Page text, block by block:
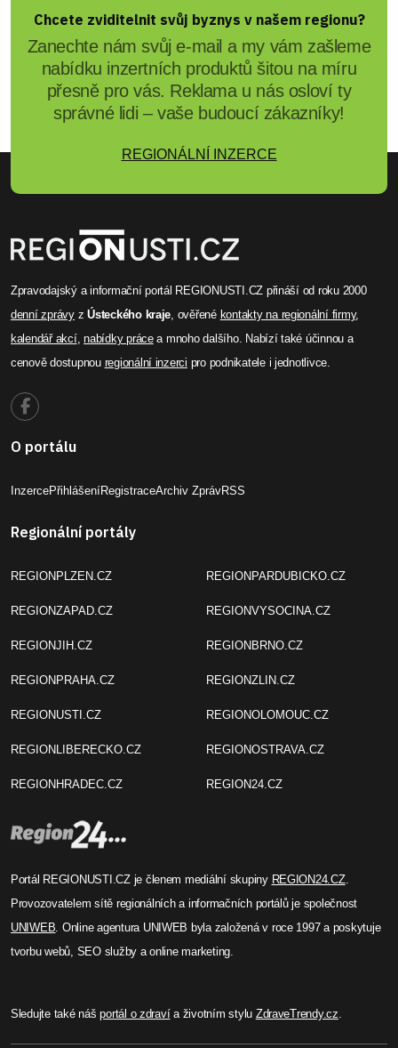
Chcete zviditelnit svůj byznys v našem regionu?
Zanechte nám svůj e-mail a my vám zašleme
nabídku inzertních produktů šitou na míru
přesně pro vás. Reklama u nás osloví ty
správné lidi – vaše budoucí zákazníky!
REGIONÁLNÍ INZERCE
Zpravodajský a informační portál REGIONUSTI.CZ přináší od roku 2000
denní zprávyzÚsteckého kraje , ověřené kontakty na regionální firmy,
kalendář akcí,nabídky prácea mnoho dalšího. Nabízí také účinnou a
cenově dostupnou regionální inzerci pro podnikatele i jednotlivce.
O portálu
InzercePřihlášeníRegistraceArchiv ZprávRSS
Regionální portály
REGIONPLZEN.CZ
REGIONZAPAD.CZ
REGIONJIH.CZ
REGIONPRAHA.CZ
REGIONUSTI.CZ
REGIONLIBERECKO.CZ
REGIONHRADEC.CZ
REGIONPARDUBICKO.CZ
REGIONVYSOCINA.CZ
REGIONBRNO.CZ
REGIONZLIN.CZ
REGIONOLOMOUC.CZ
REGIONOSTRAVA.CZ
REGION24.CZ
Portál REGIONUSTI.CZ je členem mediální skupiny REGION24.CZ.
Provozovatelem sítě regionálních a informačních portálů je společnost
UNIWEB . Online agentura UNIWEB byla založená v roce 1997 a poskytuje
tvorbu webů, SEO služby a online marketing.
Sledujte také nášportál o zdravía životním stylu ZdraveTrendy.cz